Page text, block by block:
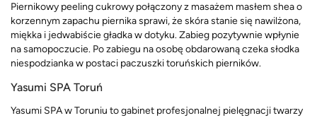
Piernikowy peeling cukrowy połączony z masażem masłem shea o
korzennym zapachu piernika sprawi, że skóra stanie się nawilżona,
miękka i jedwabiście gładka w dotyku. Zabieg pozytywnie wpłynie
na samopoczucie. Po zabiegu na osobę obdarowaną czeka słodka
niespodzianka w postaci paczuszki toruńskich pierników.
Yasumi SPA Toruń
Yasumi SPA w Toruniu to gabinet profesjonalnej pielęgnacji twarzy